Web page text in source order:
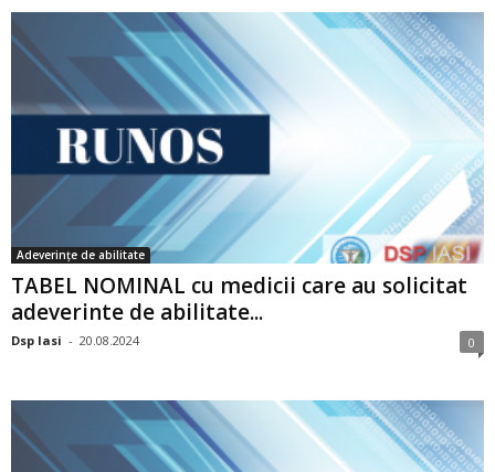
Adeverințe de abilitate
TABEL NOMINAL cu medicii care au solicitat
adeverinte de abilitate...
Dsp Iasi - 20.08.2024 0